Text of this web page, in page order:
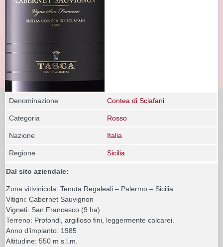
Denominazione Contea di Sclafani
Categoria Rosso
Nazione Italia
Regione Sicilia
Dal sito aziendale:
Zona vitivinicola: Tenuta Regaleali – Palermo – Sicilia
Vitigni: Cabernet Sauvignon
Vigneti: San Francesco (9 ha)
Terreno: Profondi, argilloso fini, leggermente calcarei.
Anno d’impianto: 1985
Altitudine: 550 m s.l.m.